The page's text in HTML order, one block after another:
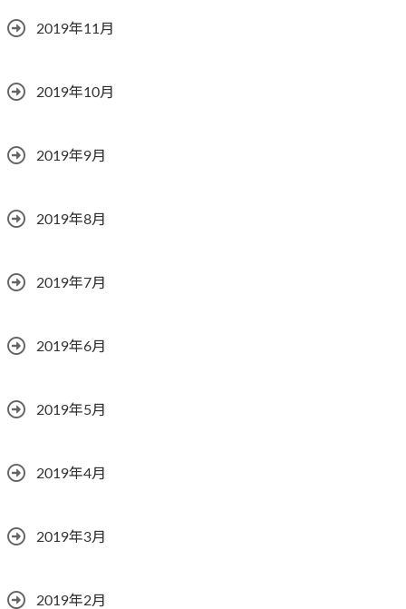
2019年11月
2019年10月
2019年9月
2019年8月
2019年7月
2019年6月
2019年5月
2019年4月
2019年3月
2019年2月